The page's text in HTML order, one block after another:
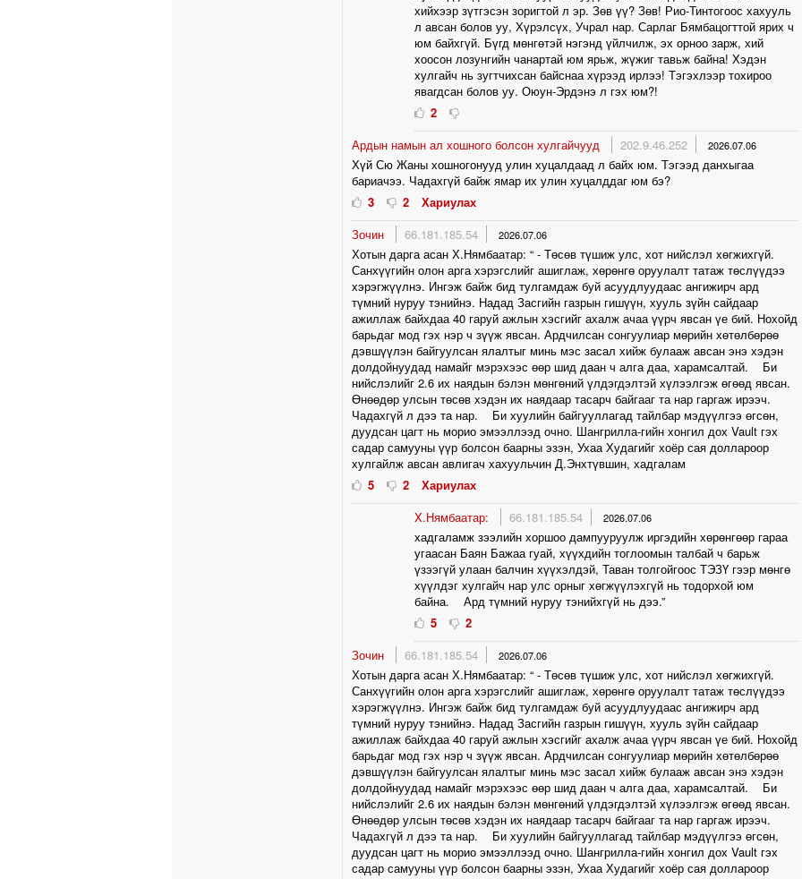
хийхээр зүтгэсэн зоригтой л эр. Зөв үү? Зөв! Рио-Тинтогоос хахууль
л авсан болов уу, Хүрэлсүх, Учрал нар. Сарлаг Бямбацогттой ярих ч
юм байхгүй. Бүгд мөнгөтэй нэгэнд үйлчилж, эх орноо зарж, хий
хоосон лозунгийн чанартай юм ярьж, жүжиг тавьж байна! Хэдэн
хулгайч нь зугтчихсан байснаа хүрээд ирлээ! Тэгэхлээр тохироо
явагдсан болов уу. Оюун-Эрдэнэ л гэх юм?!
2
Ардын намын ал хошного болсон хулгайчууд
202.9.46.252 2026.07.06
Хүй Сю Жаны хошногонууд улин хуцалдаад л байх юм. Тэгээд данхыгаа
бариачээ. Чадахгүй байж ямар их улин хуцалддаг юм бэ?
3
2
Хариулах
Зочин
66.181.185.54 2026.07.06
Хотын дарга асан Х.Нямбаатар: “ - Төсөв түшиж улс, хот нийслэл хөгжихгүй.
Санхүүгийн олон арга хэрэгслийг ашиглаж, хөрөнгө оруулалт татаж төслүүдээ
хэрэгжүүлнэ. Ингэж байж бид тулгамдаж буй асуудлуудаас ангижирч ард
түмний нуруу тэнийнэ. Надад Засгийн газрын гишүүн, хууль зүйн сайдаар
ажиллаж байхдаа 40 гаруй ажлын хэсгийг ахалж ачаа үүрч явсан үе бий. Нохойд
барьдаг мод гэх нэр ч зүүж явсан. Ардчилсан сонгуулиар мөрийн хөтөлбөрөө
дэвшүүлэн байгуулсан ялалтыг минь мэс засал хийж булааж авсан энэ хэдэн
долдойнуудад намайг мэрэхээс өөр шид даан ч алга даа, харамсалтай. Би
нийслэлийг 2.6 их наядын бэлэн мөнгөний үлдэгдэлтэй хүлээлгэж өгөөд явсан.
Өнөөдөр улсын төсөв хэдэн их наядаар тасарч байгааг та нар гаргаж ирээч.
Чадахгүй л дээ та нар. Би хуулийн байгууллагад тайлбар мэдүүлгээ өгсөн,
дуудсан цагт нь морио эмээллээд очно. Шангрилла-гийн хонгил дох Vault гэх
садар самууны үүр болсон баарны эзэн, Ухаа Худагийг хоёр сая доллароор
хулгайлж авсан авлигач хахуульчин Д.Энхтүвшин, хадгалам
5
2
Хариулах
X.Нямбаатар:
66.181.185.54 2026.07.06
хадгаламж зээлийн хоршоо дампууруулж иргэдийн хөрөнгөөр гараа
угаасан Баян Бажаа гуай, хүүхдийн тоглоомын талбай ч барьж
үзээгүй улаан балчин хүүхэлдэй, Таван толгойгоос ТЭЗҮ гээр мөнгө
хүүлдэг хулгайч нар улс орныг хөгжүүлэхгүй нь тодорхой юм
байна. Ард түмний нуруу тэнийхгүй нь дээ.”
5
2
Зочин
66.181.185.54 2026.07.06
Хотын дарга асан Х.Нямбаатар: “ - Төсөв түшиж улс, хот нийслэл хөгжихгүй.
Санхүүгийн олон арга хэрэгслийг ашиглаж, хөрөнгө оруулалт татаж төслүүдээ
хэрэгжүүлнэ. Ингэж байж бид тулгамдаж буй асуудлуудаас ангижирч ард
түмний нуруу тэнийнэ. Надад Засгийн газрын гишүүн, хууль зүйн сайдаар
ажиллаж байхдаа 40 гаруй ажлын хэсгийг ахалж ачаа үүрч явсан үе бий. Нохойд
барьдаг мод гэх нэр ч зүүж явсан. Ардчилсан сонгуулиар мөрийн хөтөлбөрөө
дэвшүүлэн байгуулсан ялалтыг минь мэс засал хийж булааж авсан энэ хэдэн
долдойнуудад намайг мэрэхээс өөр шид даан ч алга даа, харамсалтай. Би
нийслэлийг 2.6 их наядын бэлэн мөнгөний үлдэгдэлтэй хүлээлгэж өгөөд явсан.
Өнөөдөр улсын төсөв хэдэн их наядаар тасарч байгааг та нар гаргаж ирээч.
Чадахгүй л дээ та нар. Би хуулийн байгууллагад тайлбар мэдүүлгээ өгсөн,
дуудсан цагт нь морио эмээллээд очно. Шангрилла-гийн хонгил дох Vault гэх
садар самууны үүр болсон баарны эзэн, Ухаа Худагийг хоёр сая доллароор